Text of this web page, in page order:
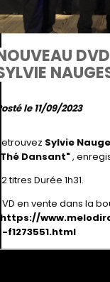
le 11/09/2023
Sylvie
Dansant",
titres Durée 1h31.
en vente dans la
https://
f1273551.html